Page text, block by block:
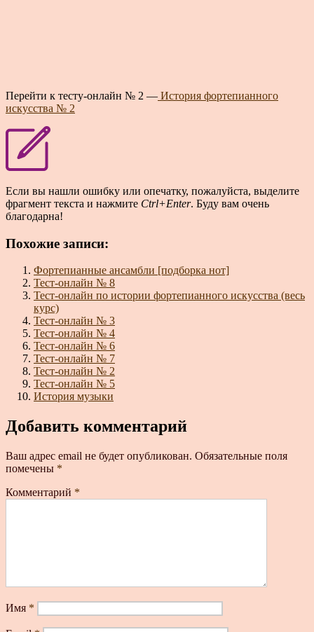
Перейти к тесту-онлайн № 2 — История фортепианного
искусства № 2
Если вы нашли ошибку или опечатку, пожалуйста, выделите
фрагмент текста и нажмите Ctrl+Enter. Буду вам очень
благодарна!
Похожие записи:
Фортепианные ансамбли [подборка нот]
Тест-онлайн № 8
Тест-онлайн по истории фортепианного искусства (весь
курс)
Тест-онлайн № 3
Тест-онлайн № 4
Тест-онлайн № 6
Тест-онлайн № 7
Тест-онлайн № 2
Тест-онлайн № 5
История музыки
Добавить комментарий
Ваш адрес email не будет опубликован. Обязательные поля
помечены *
Комментарий *
Имя *